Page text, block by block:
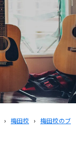
› 梅田校 › 梅田校のブ